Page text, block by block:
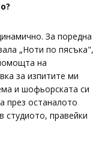
За поредна
„Ноти по пясъка",
на
за изпитите ми
и шофьорската си
през останалото
правейки